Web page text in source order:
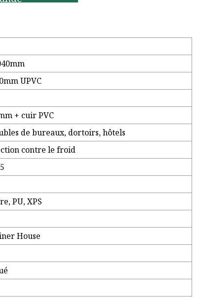
UPVC
+ cuir PVC
de bureaux, dortoirs, hôtels
contre le froid
PU, ​​XPS
House